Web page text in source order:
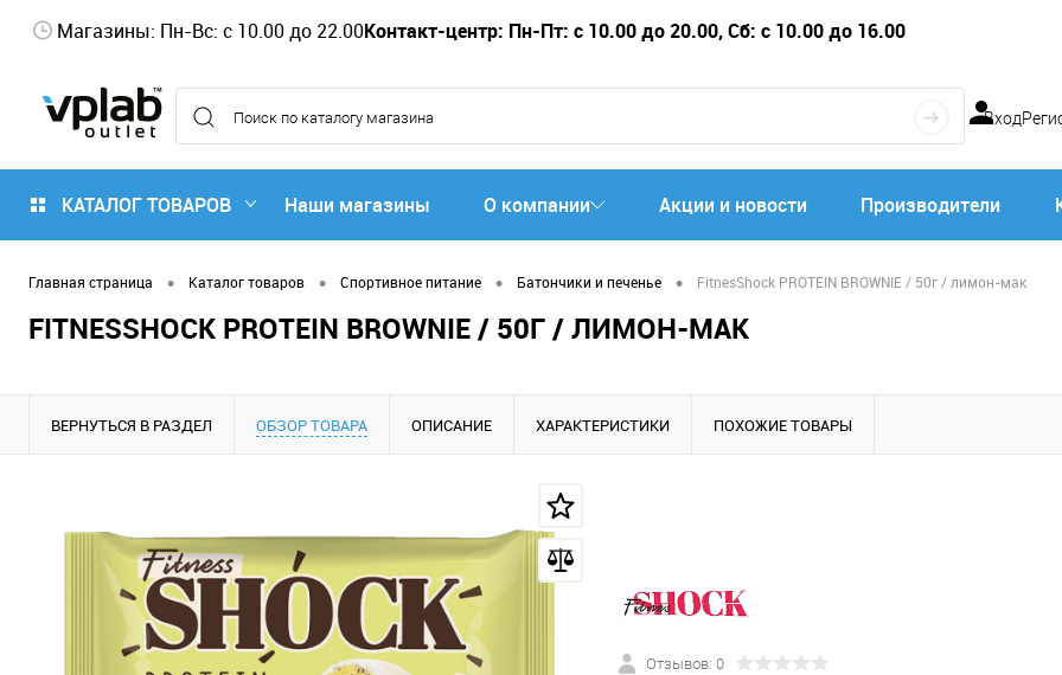
Магазины: Пн-Вс: с 10.00 до 22.00Контакт-центр: Пн-Пт: с 10.00 до 20.00, Сб: с 10.00 до 16.00
Вход
КАТАЛОГ ТОВАРОВ Наши магазины О компании Акции и новости Производители
Главная страница • Каталог товаров • Спортивное питание • Батончики и печенье • FitnesShock PROTEIN BROWNIE / 50г / лимон-мак
FITNESSHOCK PROTEIN BROWNIE / 50Г / ЛИМОН-МАК
ВЕРНУТЬСЯ В РАЗДЕЛ ОБЗОР ТОВАРА ОПИСАНИЕ ХАРАКТЕРИСТИКИ ПОХОЖИЕ ТОВАРЫ
Отзывов: 0